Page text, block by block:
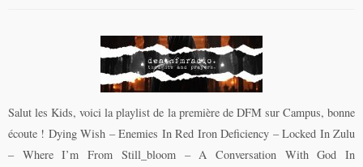
Salut les Kids, voici la playlist de la première de DFM sur Campus, bonne
écoute ! Dying Wish – Enemies In Red Iron Deficiency – Locked In Zulu
– Where I’m From Still_bloom – A Conversation With God In